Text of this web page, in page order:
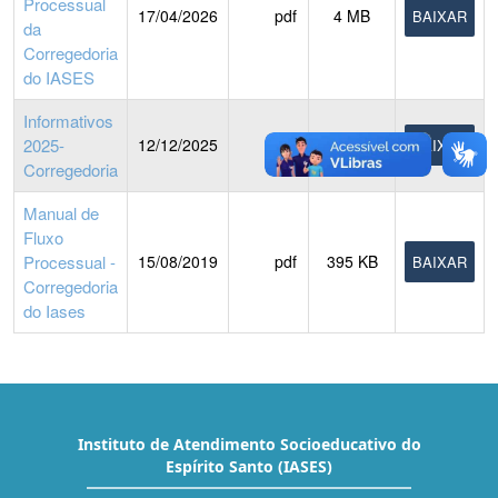
da
Corregedoria
do IASES
17/04/2026 pdf 4 MB BAIXAR
Informativos
2025-
Corregedoria
12/12/2025 pdf 178 KB BAIXAR
Manual de
Fluxo
Processual -
Corregedoria
do Iases
15/08/2019 pdf 395 KB BAIXAR
Instituto de Atendimento Socioeducativo do
Espírito Santo (IASES)